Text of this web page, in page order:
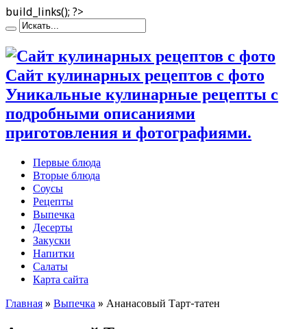
build_links(); ?>
Сайт кулинарных рецептов с фото
Уникальные кулинарные рецепты с
подробными описаниями
приготовления и фотографиями.
Первые блюда
Вторые блюда
Соусы
Рецепты
Выпечка
Десерты
Закуски
Напитки
Салаты
Карта сайта
Главная » Выпечка » Ананасовый Тарт-татен